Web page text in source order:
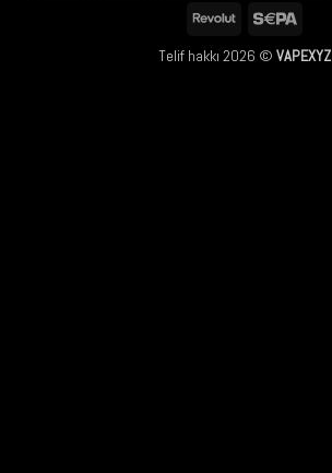
Revolut
Telif hakkı 2026 © VAPEXYZ